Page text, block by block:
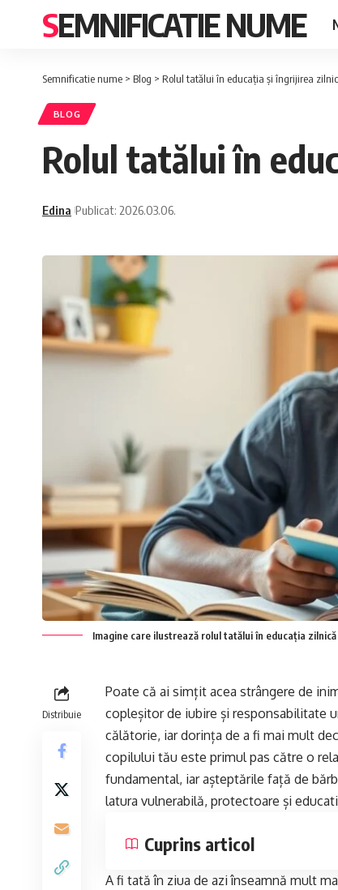
SEMNIFICATIE NUME
Semnificatie nume > Blog > Rolul tatălui în educația și îngrijirea
BLOG
Rolul tatălui în
Edina Publicat: 2026.03.06.
Imagine care ilustrează rolul tatălui în educația
Distribuie
Poate că ai simțit acea strângere de
copleșitor de iubire și responsabilitate
călătorie, iar dorința de a fi mai mult
copilului tău este primul pas către o
fundamental, iar așteptările față de
latura vulnerabilă, protectoare și
Cuprins articol
A fi tată în ziua de azi înseamnă mult